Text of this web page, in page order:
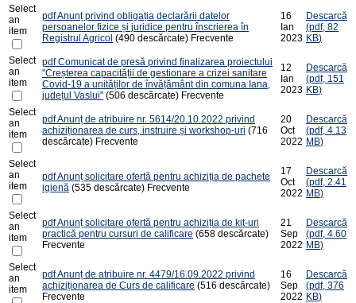
Select
an
item
pdfAnunț privind obligația declarării datelor
persoanelor fizice și juridice pentru înscrierea în
Registrul Agricol (490 descărcate) Frecvente
16
Ian
2023
Descarcă
(pdf, 82
KB)
Select
an
item
pdf Comunicat de presă privind finalizarea proiectului
"Creșterea capacității de gestionare a crizei sanitare
Covid-19 a unităților de învățământ din comuna Iana,
județul Vaslui" (506 descărcate) Frecvente
12
Ian
2023
Descarcă
(pdf, 151
KB)
Select
an
item
pdfAnunț de atribuire nr. 5614/20.10.2022 privind
achiziționarea de curs, instruire și workshop-uri (716
descărcate) Frecvente
20
Oct
2022
Descarcă
(pdf, 4.13
MB)
Select
an
item
pdfAnunț solicitare ofertă pentru achiziția de pachete
igienă (535 descărcate) Frecvente
17
Oct
2022
Descarcă
(pdf, 2.41
MB)
Select
an
item
pdfAnunț solicitare ofertă pentru achiziția de kit-uri
practică pentru cursuri de calificare (658 descărcate)
Frecvente
21
Sep
2022
Descarcă
(pdf, 4.60
MB)
Select
an
item
pdfAnunț de atribuire nr. 4479/16.09.2022 privind
achiziționarea de Curs de calificare (516 descărcate)
Frecvente
16
Sep
2022
Descarcă
(pdf, 376
KB)